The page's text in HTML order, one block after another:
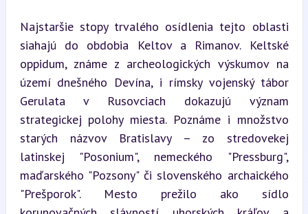
Najstaršie stopy trvalého osídlenia tejto oblasti
siahajú do obdobia Keltov a Rimanov. Keltské
oppidum, známe z archeologických výskumov na
území dnešného Devína, i rímsky vojenský tábor
Gerulata v Rusovciach dokazujú význam
strategickej polohy miesta. Poznáme i množstvo
starých názvov Bratislavy – zo stredovekej
latinskej "Posonium", nemeckého "Pressburg",
maďarského "Pozsony" či slovenského archaického
"Prešporok". Mesto prežilo ako sídlo